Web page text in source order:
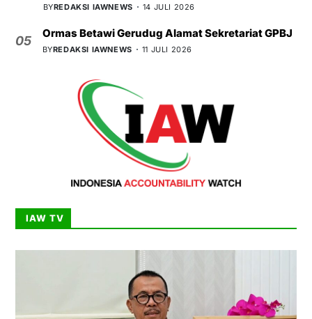
BYREDAKSI IAWNEWS 14 JULI 2026
05
Ormas Betawi Gerudug Alamat Sekretariat GPBJ
BYREDAKSI IAWNEWS 11 JULI 2026
IAW TV